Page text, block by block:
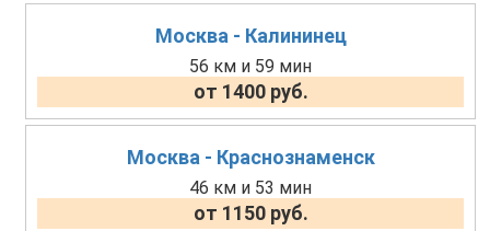
Москва - Калининец
56 км и 59 мин
от 1400 руб.
Москва - Краснознаменск
46 км и 53 мин
от 1150 руб.